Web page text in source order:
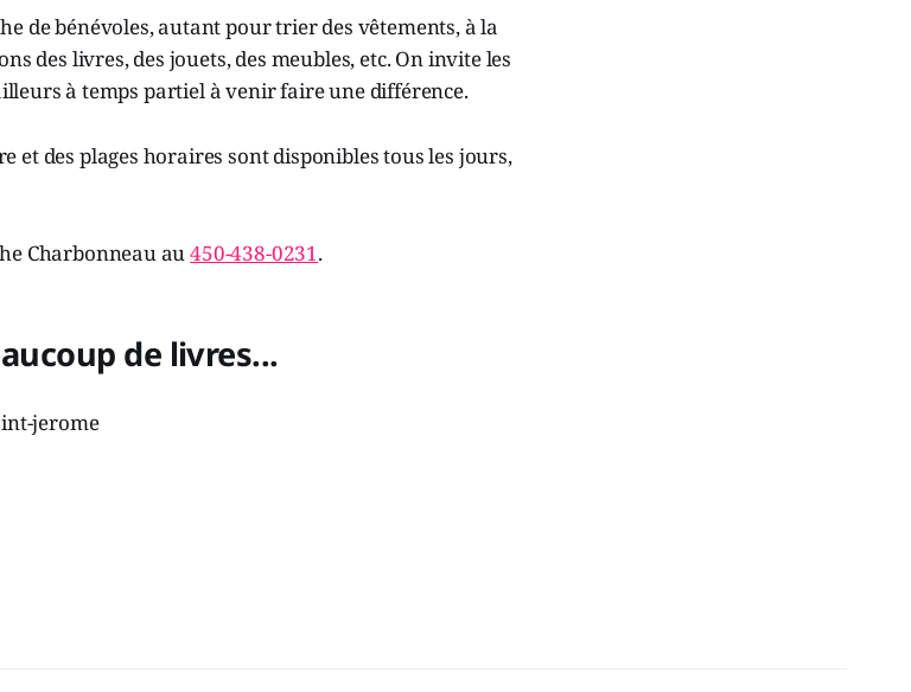
de bénévoles, autant pour trier des vêtements, à la
des livres, des jouets, des meubles, etc. On invite les
à temps partiel à venir faire une différence.
et des plages horaires sont disponibles tous les jours,
Charbonneau au450-438-0231.
de livres...